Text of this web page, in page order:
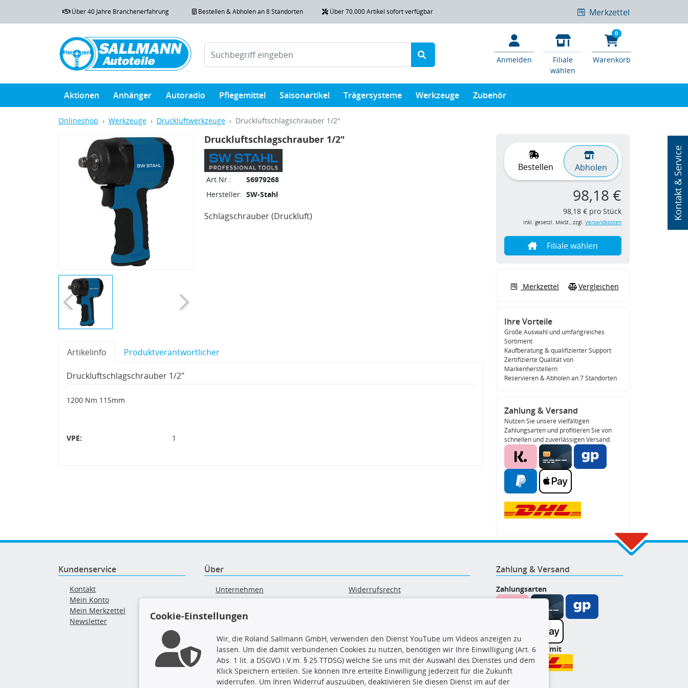
Kontakt & Service
Über 40 Jahre Branchenerfahrung Bestellen & Abholen an 8 Standorten Über 70.000 Artikel sofort verfügbar Merkzettel
Anmelden
Filiale
wählen
0
Warenkorb
Aktionen Anhänger Autoradio Pflegemittel Saisonartikel Trägersysteme Werkzeuge Zubehör
Onlineshop Werkzeuge Druckluftwerkzeuge Druckluftschlagschrauber 1/2"
Druckluftschlagschrauber 1/2"
Art.Nr.:
S6979268
Hersteller: SW-Stahl
Schlagschrauber (Druckluft)
Artikelinfo Produktverantwortlicher
Druckluftschlagschrauber 1/2"
1200 Nm 115mm
VPE: 1
Bestellen Abholen
98,18 €
98,18 € pro Stück
inkl. gesetzl. MwSt., zzgl. Versandkosten
Filiale wählen
Merkzettel Vergleichen
Ihre Vorteile
Große Auswahl und umfangreiches
Sortiment
Kaufberatung & qualifizierter Support
Zertifizierte Qualität von
Markenherstellern
Reservieren & Abholen an 7 Standorten
Zahlung & Versand
Nutzen Sie unsere vielfältigen
Zahlungsarten und profitieren Sie von
schnellen und zuverlässigen Versand.
Kundenservice
Kontakt
Mein Konto
Mein Merkzettel
Newsletter
Über
Unternehmen
AGB
Versand & Zahlung
Altgeräte-/ Batterieentsorgung
Widerrufsrecht
Widerrufsformular
Barrierefreiheitserklärung
Zahlung & Versand
Zahlungsarten
Wir versenden mit
Cookie-Einstellungen
Wir, die Roland Sallmann GmbH, verwenden den Dienst YouTube um Videos anzeigen zu
lassen. Um die damit verbundenen Cookies zu nutzen, benötigen wir Ihre Einwilligung (Art. 6
Abs. 1 lit. a DSGVO i.V.m. § 25 TTDSG) welche Sie uns mit der Auswahl des Dienstes und dem
Klick Speichern erteilen. Sie können Ihre erteilte Einwilligung jederzeit für die Zukunft
widerrufen. Um Ihren Widerruf auszuüben, deaktivieren Sie diesen Dienst im auf der